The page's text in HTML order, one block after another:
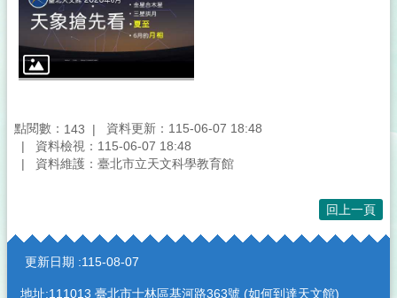
點閱數： 143
資料更新：115-06-07 18:48
資料檢視：115-06-07 18:48
資料維護：臺北市立天文科學教育館
回上一頁
:::
更新日期 115-08-07
地址:111013 臺北市士林區基河路363號 (如何到達天文館)